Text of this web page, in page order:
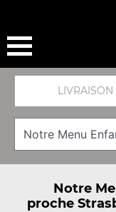
LIVRAISON
Notre
proche